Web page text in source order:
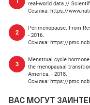
real-world data //
Ссылка: https://
Perimenopause: From
- 2016.
Ссылка: https://
Menstrual cycle
the menopausal
America. - 2018.
Ссылка: https://
ВАС МОГУТ